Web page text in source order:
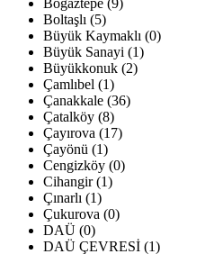
Boğaztepe (9)
Boltaşlı (5)
Büyük Kaymaklı (0)
Büyük Sanayi (1)
Büyükkonuk (2)
Çamlıbel (1)
Çanakkale (36)
Çatalköy (8)
Çayırova (17)
Çayönü (1)
Cengizköy (0)
Cihangir (1)
Çınarlı (1)
Çukurova (0)
DAÜ (0)
DAÜ ÇEVRESİ (1)